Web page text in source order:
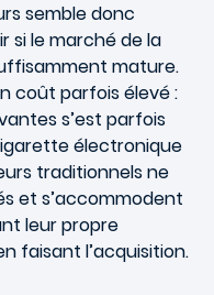
semble donc
si le marché de la
mature.
coût parfois élevé :
s’est parfois
électronique
traditionnels ne
et s’accommodent
leur propre
faisant l’acquisition.